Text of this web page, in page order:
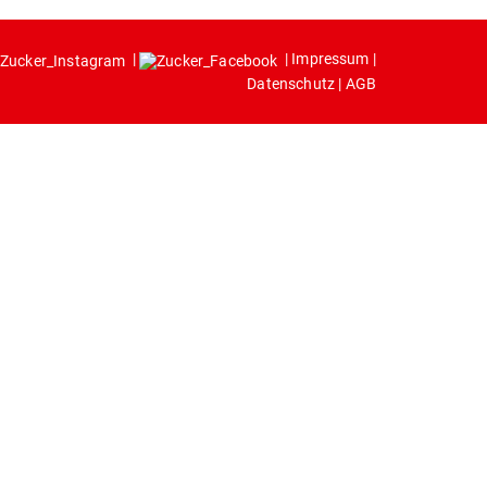
| | Impressum |
Datenschutz | AGB